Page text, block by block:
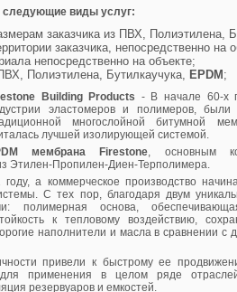
следующие виды услуг:
заказчика из ПВХ, Полиэтилена,
заказчика, непосредственно на
непосредственно на объекте;
Полиэтилена, Бутилкаучука, EPDM ;
Building Products - В начале 60-х
эластомеров и полимеров, были
многослойной битумной
лучшей изолирующей системой.
мембрана Firestone, основным
Этилен-Пропилен-Диен-Терполимера.
а коммерческое производство
С тех пор, благодаря двум
полимерная основа,
к тепловому воздействию,
наполнители и масла в сравнении с
привели к быстрому ее
применения в целом ряде
резервуаров и емкостей.